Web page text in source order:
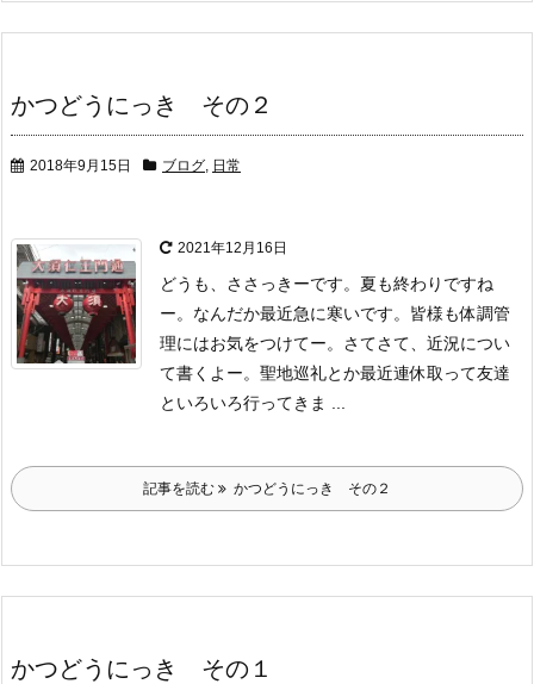
かつどうにっき その２
2018年9月15日 ブログ, 日常
2021年12月16日
どうも、ささっきーです。 夏も終わりですね
ー。なんだか最近急に寒いです。 皆様も体調管
理にはお気をつけてー。 さてさて、近況につい
て書くよー。 聖地巡礼とか最近連休取って友達
といろいろ行ってきま ...
記事を読む かつどうにっき その２
かつどうにっき その１